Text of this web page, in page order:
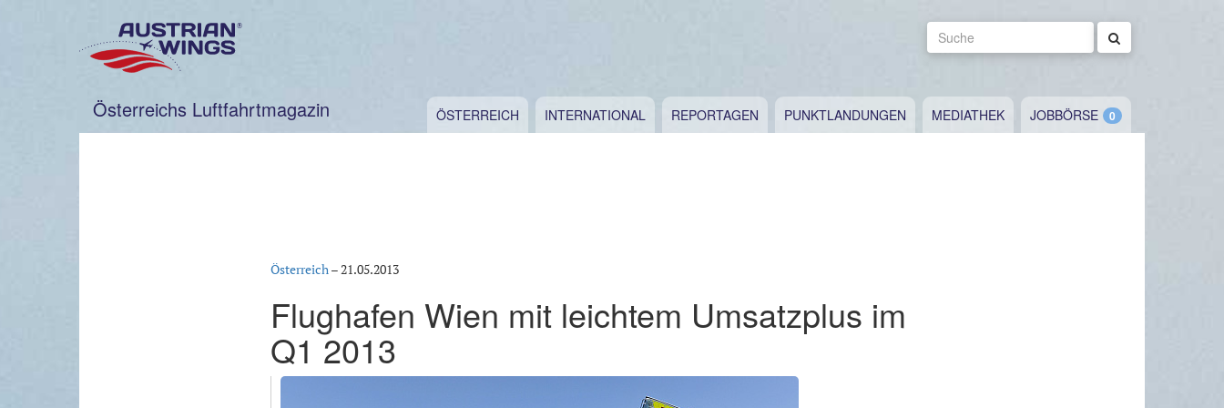
Suche
Österreichs Luftfahrtmagazin ÖSTERREICH INTERNATIONAL REPORTAGEN PUNKTLANDUNGEN MEDIATHEK JOBBÖRSE
Österreich–21.05.2013
Flughafen Wien mit leichtem Umsatzplus im
Q1 2013